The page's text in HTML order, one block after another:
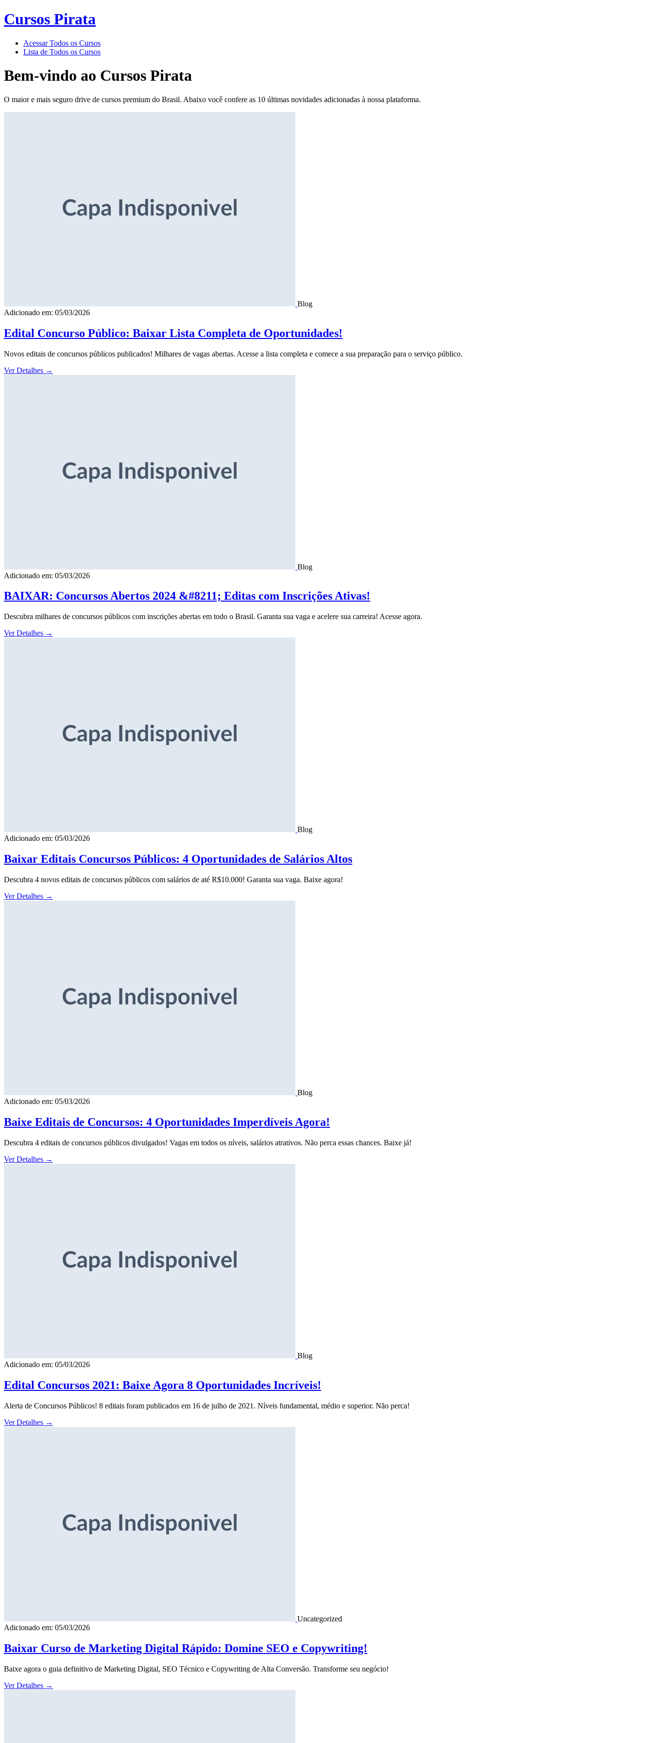
Cursos Pirata
Acessar Todos os Cursos
Lista de Todos os Cursos
Bem-vindo ao Cursos Pirata
O maior e mais seguro drive de cursos premium do Brasil. Abaixo você confere as 10 últimas novidades adicionadas à nossa plataforma.
Blog
Adicionado em: 05/03/2026
Edital Concurso Público: Baixar Lista Completa de Oportunidades!
Novos editais de concursos públicos publicados! Milhares de vagas abertas. Acesse a lista completa e comece a sua preparação para o serviço público.
Ver Detalhes →
Blog
Adicionado em: 05/03/2026
BAIXAR: Concursos Abertos 2024 &#8211; Editas com Inscrições Ativas!
Descubra milhares de concursos públicos com inscrições abertas em todo o Brasil. Garanta sua vaga e acelere sua carreira! Acesse agora.
Ver Detalhes →
Blog
Adicionado em: 05/03/2026
Baixar Editais Concursos Públicos: 4 Oportunidades de Salários Altos
Descubra 4 novos editais de concursos públicos com salários de até R$10.000! Garanta sua vaga. Baixe agora!
Ver Detalhes →
Blog
Adicionado em: 05/03/2026
Baixe Editais de Concursos: 4 Oportunidades Imperdíveis Agora!
Descubra 4 editais de concursos públicos divulgados! Vagas em todos os níveis, salários atrativos. Não perca essas chances. Baixe já!
Ver Detalhes →
Blog
Adicionado em: 05/03/2026
Edital Concursos 2021: Baixe Agora 8 Oportunidades Incríveis!
Alerta de Concursos Públicos! 8 editais foram publicados em 16 de julho de 2021. Níveis fundamental, médio e superior. Não perca!
Ver Detalhes →
Uncategorized
Adicionado em: 05/03/2026
Baixar Curso de Marketing Digital Rápido: Domine SEO e Copywriting!
Baixe agora o guia definitivo de Marketing Digital, SEO Técnico e Copywriting de Alta Conversão. Transforme seu negócio!
Ver Detalhes →